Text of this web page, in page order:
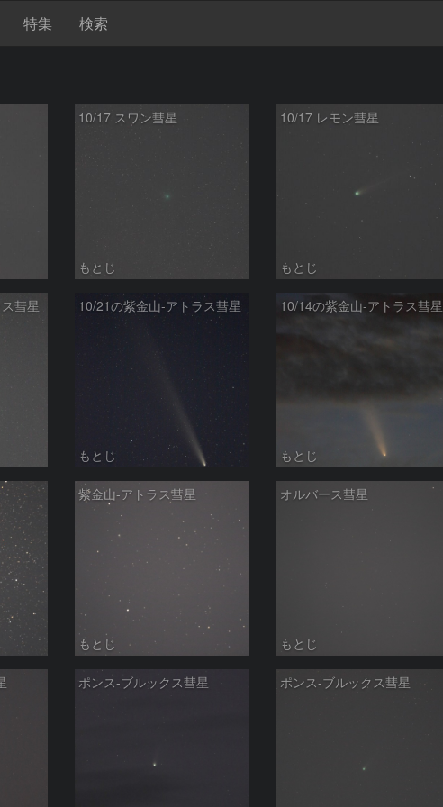
特集 検索
10/17 スワン彗星
もとじ
10/17 レモン彗星
もとじ
彗星 10/21の紫金山-アトラス彗星
もとじ
10/14の紫金山-アトラス彗星
もとじ
紫金山-アトラス彗星
もとじ
オルバース彗星
もとじ
ポンス-ブルックス彗星 ポンス-ブルックス彗星